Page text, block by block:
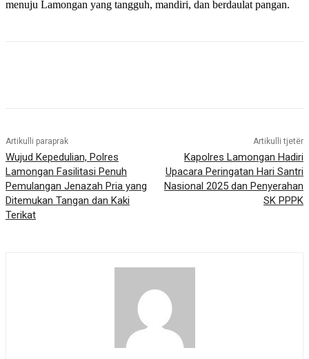
menuju Lamongan yang tangguh, mandiri, dan berdaulat pangan.
Artikulli paraprak
Wujud Kepedulian, Polres
Lamongan Fasilitasi Penuh
Pemulangan Jenazah Pria yang
Ditemukan Tangan dan Kaki
Terikat
Artikulli tjetër
Kapolres Lamongan Hadiri
Upacara Peringatan Hari Santri
Nasional 2025 dan Penyerahan
SK PPPK